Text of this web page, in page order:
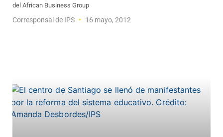
del African Business Group
Corresponsal de IPS 16 mayo, 2012